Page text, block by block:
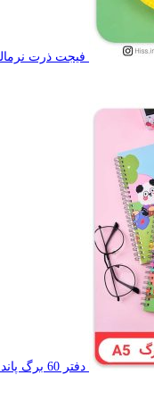
فیجت ذرت
دفتر 60 برگ پاندا